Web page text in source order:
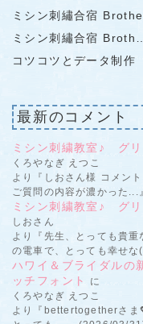
ミシン刺繡合宿
ミシン刺繡合宿 Broth…
コツコツとデータ制
最新のコメント
ミシン刺繍教室♪ グ
くろやなぎ えつこ
より『しおさん様 コメン
ご質問の内容が濃かった
ミシン刺繍教室♪ グ
しおさん
より『先生、とっても貴
の電車で、とっても幸せ
ハワイ＆ブライダル
ッチフォント
に
くろやなぎ えつこ
より『bettertogetherさま